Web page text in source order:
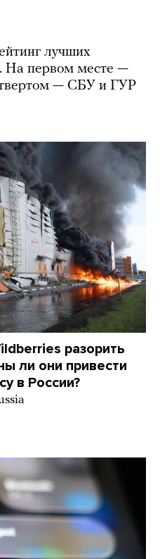
лучших
На первом месте —
— СБУ и ГУР
разорить
ли они привести
в России?